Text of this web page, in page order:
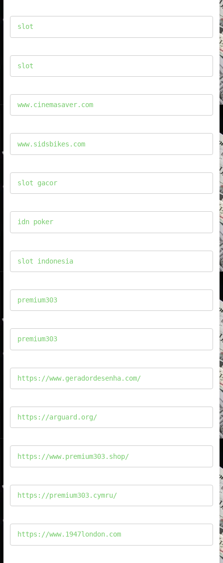
slot
slot
www.cinemasaver.com
www.sidsbikes.com
slot gacor
idn poker
slot indonesia
premium303
premium303
https://www.geradordesenha.com/
https://arguard.org/
https://www.premium303.shop/
https://premium303.cymru/
https://www.1947london.com